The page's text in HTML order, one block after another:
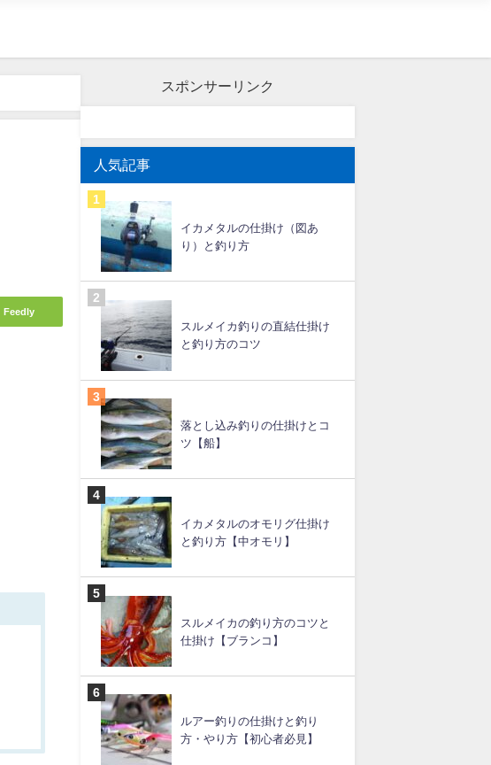
Feedly
スポンサーリンク
人気記事
イカメタルの仕掛け（図あ
スルメイカ釣りの直結仕掛け
落とし込み釣りの仕掛けとコ
イカメタルのオモリグ仕掛け